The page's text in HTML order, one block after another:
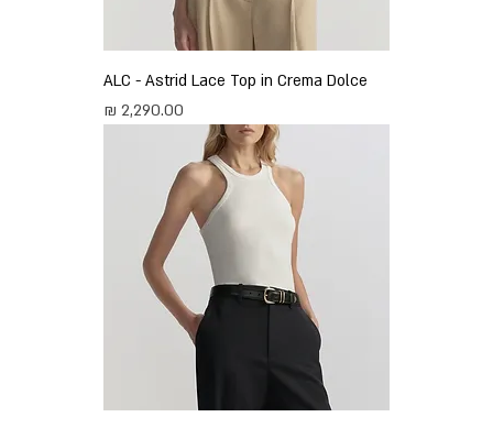
ALC - Astrid Lace Top in Crema Dolce
מחיר